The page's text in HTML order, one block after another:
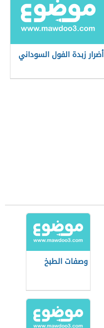
أضرار زبدة الفول السوداني
وصفات الطبخ